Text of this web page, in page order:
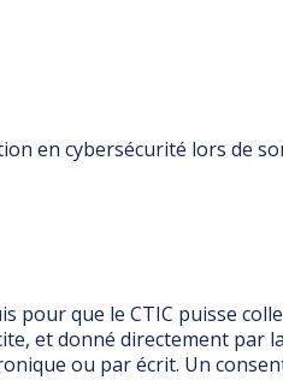
en cybersécurité lors de
pour que le CTIC puisse
et donné directement
ou par écrit. Un